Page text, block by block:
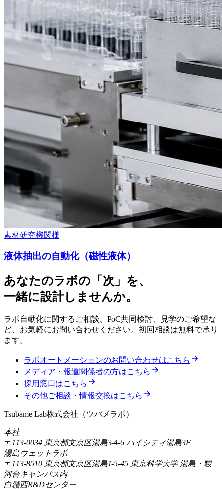
素材研究機関様
液体抽出の自動化（磁性液体）
あなたのラボの「次」を、
一緒に設計しませんか。
ラボ自動化に関するご相談、PoC共同検討、見学のご希望な
ど、お気軽にお問い合わせください。初回相談は無料で承り
ます。
ラボオートメーションのお問い合わせはこちら
メディア・報道関係者の方はこちら
採用窓口はこちら
その他ご相談・情報交換はこちら
Tsubame Lab株式会社 （ツバメラボ）
本社
〒113-0034 東京都文京区湯島3-4-6 ハイシティ湯島3F
湯島ウェットラボ
〒113-8510 東京都文京区湯島1-5-45 東京科学大学 湯島・駿
河台キャンパス内
白鬚西R&Dセンター